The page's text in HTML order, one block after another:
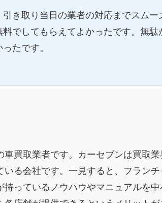
き取り当日の業者の対応までスムー
でしてもらえてよかったです。無駄
たです。
買取業者です。カーセブンは買取
る会社です。一見すると、フラン
っているノウハウやマニュアルを